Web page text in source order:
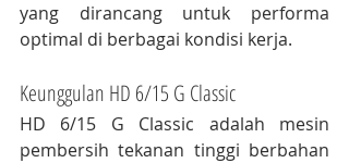
yang dirancang untuk performa
optimal di berbagai kondisi kerja.
Keunggulan HD 6/15 G Classic
HD 6/15 G Classic adalah mesin
pembersih tekanan tinggi berbahan